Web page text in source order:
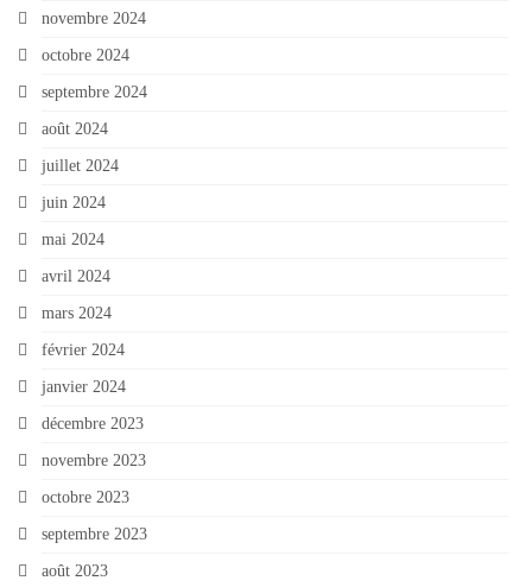
novembre 2024
octobre 2024
septembre 2024
août 2024
juillet 2024
juin 2024
mai 2024
avril 2024
mars 2024
février 2024
janvier 2024
décembre 2023
novembre 2023
octobre 2023
septembre 2023
août 2023